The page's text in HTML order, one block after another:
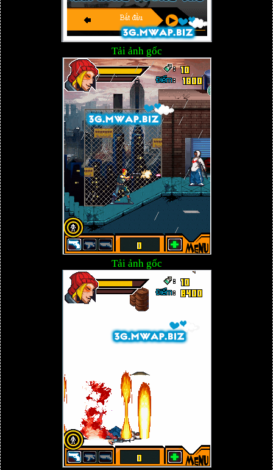
Tải ảnh gốc
Tải ảnh gốc